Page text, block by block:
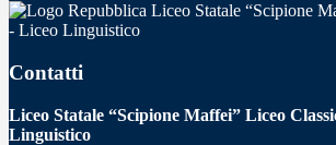
Liceo Statale “Scipione
- Liceo Linguistico
Contatti
Liceo Statale “Scipione Maffei” Liceo
Linguistico